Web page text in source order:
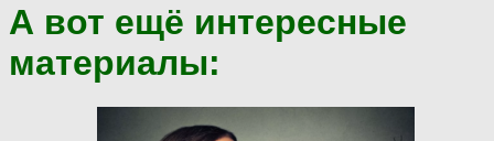
А вот ещё интересные
материалы: